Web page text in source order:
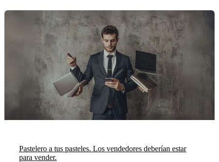
Pastelero a tus pasteles. Los vendedores deberían estar
para vender.